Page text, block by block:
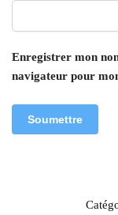
Enregistrer mon
navigateur pour